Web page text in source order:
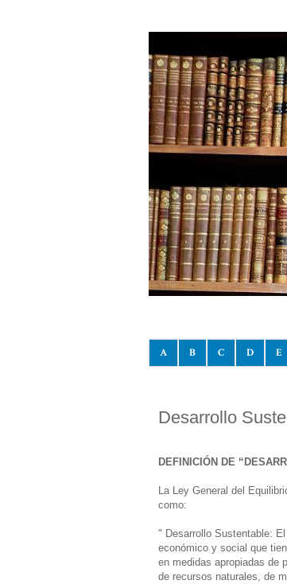
A B C D E
Desarrollo
DEFINICIÓN DE
La Ley General del
como:
" Desarrollo Sustentable:
económico y social que
en medidas apropiadas de
de recursos naturales, de